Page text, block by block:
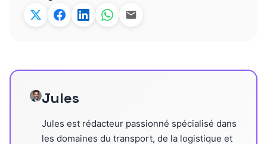
Jules
Jules est rédacteur passionné spécialisé dans
les domaines du transport, de la logistique et